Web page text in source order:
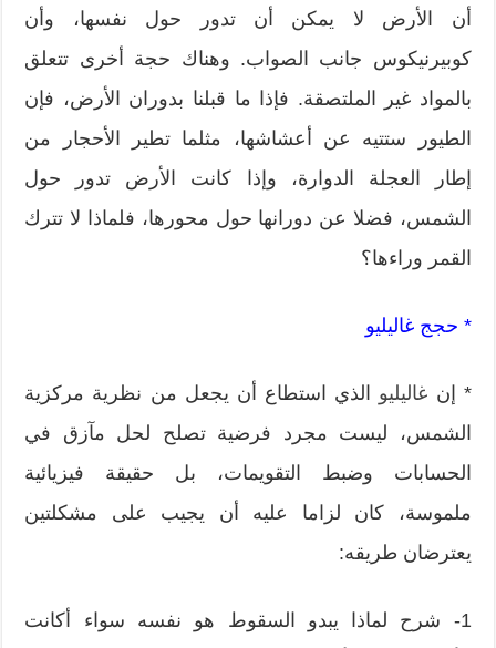
أن الأرض لا يمكن أن تدور حول نفسها، وأن
كوبيرنيكوس جانب الصواب. وهناك حجة أخرى تتعلق
بالمواد غير الملتصقة. فإذا ما قبلنا بدوران الأرض، فإن
الطيور ستتيه عن أعشاشها، مثلما تطير الأحجار من
إطار العجلة الدوارة، وإذا كانت الأرض تدور حول
الشمس، فضلا عن دورانها حول محورها، فلماذا لا تترك
القمر وراءها؟
* حجج غاليليو
* إن غاليليو الذي استطاع أن يجعل من نظرية مركزية
الشمس، ليست مجرد فرضية تصلح لحل مآزق في
الحسابات وضبط التقويمات، بل حقيقة فيزيائية
ملموسة، كان لزاما عليه أن يجيب على مشكلتين
يعترضان طريقه:
1- شرح لماﺫا يبدو السقوط هو نفسه سواء أكانت